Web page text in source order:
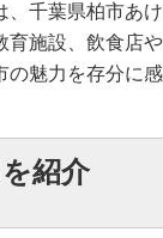
、千葉県柏市あ
育施設、飲食店
魅力を存分に
紹介